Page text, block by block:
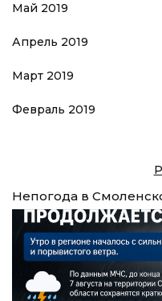
Май 2019
Апрель 2019
Март 2019
Февраль 2019
Непогода в